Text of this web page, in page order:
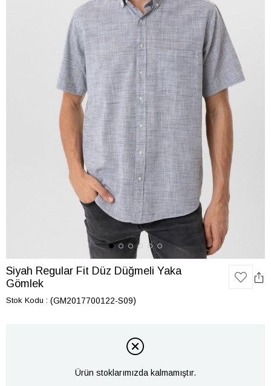
Siyah Regular Fit Düz Düğmeli Yaka
Gömlek
Stok Kodu (GM2017700122-S09)
Ürün stoklarımızda kalmamıştır.